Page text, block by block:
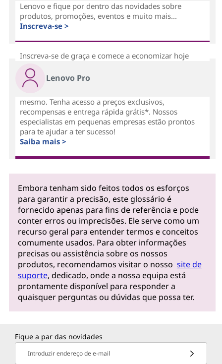
Lenovo e fique por dentro das novidades sobre
produtos, promoções, eventos e muito mais...
Inscreva-se >
Lenovo Pro
Inscreva-se de graça e comece a economizar hoje
mesmo. Tenha acesso a preços exclusivos,
recompensas e entrega rápida grátis*. Nossos
especialistas em pequenas empresas estão prontos
para te ajudar a ter sucesso!
Saiba mais >
Embora tenham sido feitos todos os esforços
para garantir a precisão, este glossário é
fornecido apenas para fins de referência e pode
conter erros ou imprecisões. Ele serve como um
recurso geral para entender termos e conceitos
comumente usados. Para obter informações
precisas ou assistência sobre os nossos
produtos, recomendamos visitar o nosso site de
suporte, dedicado, onde a nossa equipa está
prontamente disponível para responder a
quaisquer perguntas ou dúvidas que possa ter.
Fique a par das novidades
Introduzir endereço de e-mail